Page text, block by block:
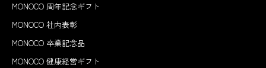
MONOCO 周年記念ギフト
MONOCO 社内表彰
MONOCO 卒業記念品
MONOCO 健康経営ギフト